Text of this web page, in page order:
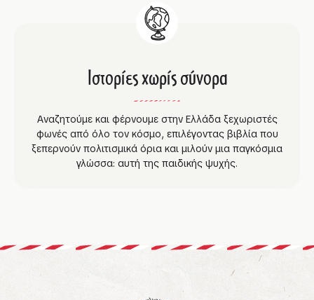
Ιστορίες χωρίς σύνορα
Αναζητούμε και φέρνουμε στην Ελλάδα ξεχωριστές
φωνές από όλο τον κόσμο, επιλέγοντας βιβλία που
ξεπερνούν πολιτισμικά όρια και μιλούν μια παγκόσμια
γλώσσα: αυτή της παιδικής ψυχής.